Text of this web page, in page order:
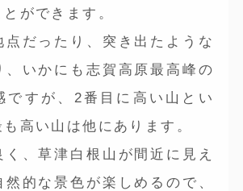
ができます。
点だったり、突き出たような
、いかにも志賀高原最高峰の
ですが、2番目に高い山とい
高い山は他にあります。
く、草津白根山が間近に見え
的な景色が楽しめるので、